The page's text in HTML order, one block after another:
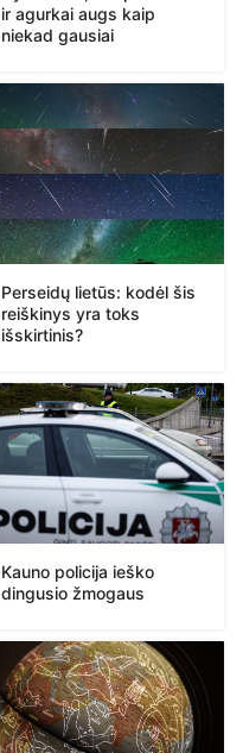
ir agurkai augs kaip
niekad gausiai
Perseidų lietūs: kodėl šis
reiškinys yra toks
išskirtinis?
Kauno policija ieško
dingusio žmogaus